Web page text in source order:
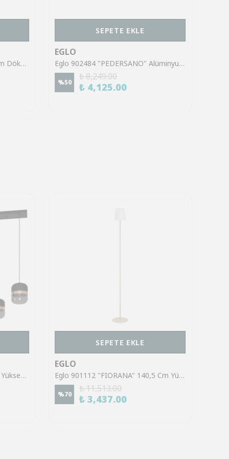
Eglo 99573 "RUBIO" Alüminyum Döküm Dış Mekan Sensörlü Bahçe Aydınlatması Aplik Ip44
SEPETE EKLE
EGLO
Eglo 902484 "PEDERSANO" Alüminyum. Plastik Pas Rengi Dış Mekan Bahçe Aydınlatması Aplik Ip44
%50
₺ 8,249.00
₺ 4,125.00
Eglo 39921 "SINSIGA" 150 Cm Yüksekliğinde Çelik Siyah Sarkıt Avize
SEPETE EKLE
EGLO
Eglo 901112 "FIORANA" 140,5 Cm Yüksekliğinde Çelik Köşe Lambası Lambader
%70
₺ 11,513.00
₺ 3,437.00